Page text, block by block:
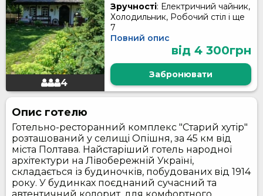
4
Зручності: Електричний чайник,
Холодильник, Робочий стіл і ще
7
Повний опис
від 4 300грн
Забронювати
Опис готелю
Готельно-ресторанний комплекс "Старий хутір"
розташований у селищі Опішня, за 45 км від
міста Полтава. Найстаріший готель народної
архітектури на Лівобережній Україні,
складається із будиночків, побудованих від 1914
року. У будинках поєднаний сучасний та